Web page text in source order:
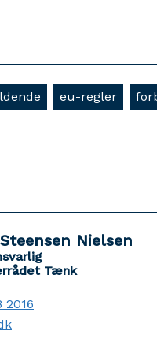
eu-regler
Nielsen
Tænk
2016